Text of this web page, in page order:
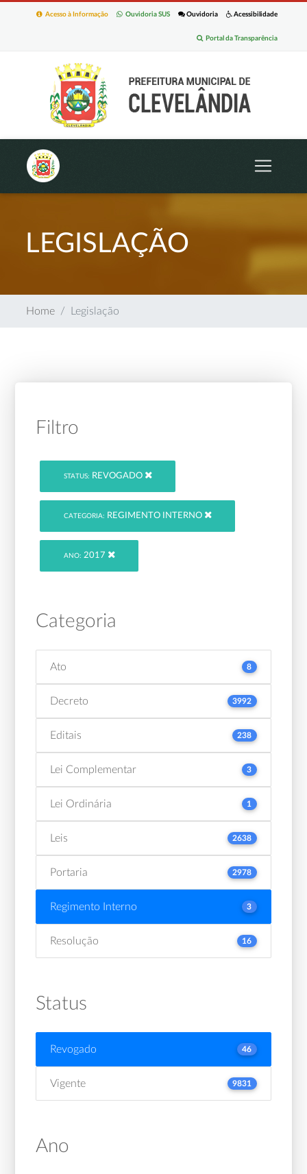
Acessibilidade
Ouvidoria
Ouvidoria SUS
Acesso à Informação
Portal da Transparência
LEGISLAÇÃO
Home Legislação
Filtro
STATUS: REVOGADO
CATEGORIA: REGIMENTO INTERNO
ANO: 2017
Categoria
Ato 8
Decreto 3992
Editais 238
Lei Complementar 3
Lei Ordinária 1
Leis 2638
Portaria 2978
Regimento Interno 3
Resolução 16
Status
Revogado 46
Vigente 9831
Ano